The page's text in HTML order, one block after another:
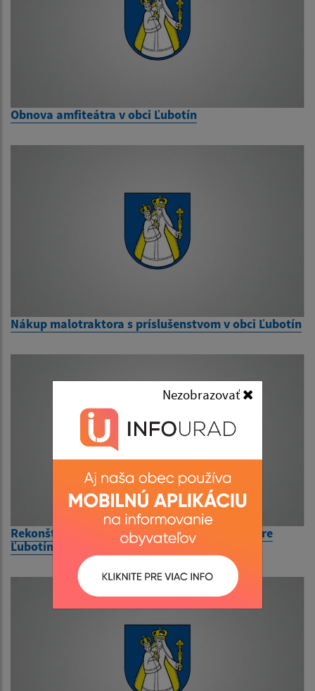
Nezobrazovať
Obnova amfiteátra v obci Ľubotín
Nákup malotraktora s príslušenstvom v obci Ľubotín
Rekonštrukcia zábradlia v polyfunkčnom centre
Ľubotín